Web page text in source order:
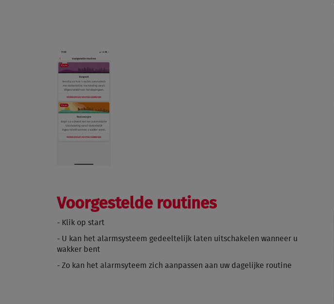
Voorgestelde routines
- Klik op start
- U kan het alarmsysteem gedeeltelijk laten uitschakelen wanneer u
wakker bent
- Zo kan het alarmsyteem zich aanpassen aan uw dagelijke routine